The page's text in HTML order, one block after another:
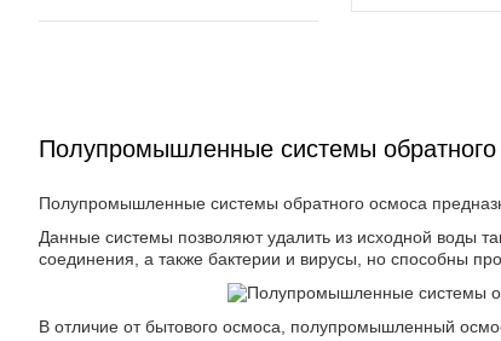
Полупромышленные системы
Полупромышленные системы обратного осмоса
Данные системы позволяют удалить из исходной воды
соединения, а также бактерии и вирусы, но способны
В отличие от бытового осмоса, полупромышленный